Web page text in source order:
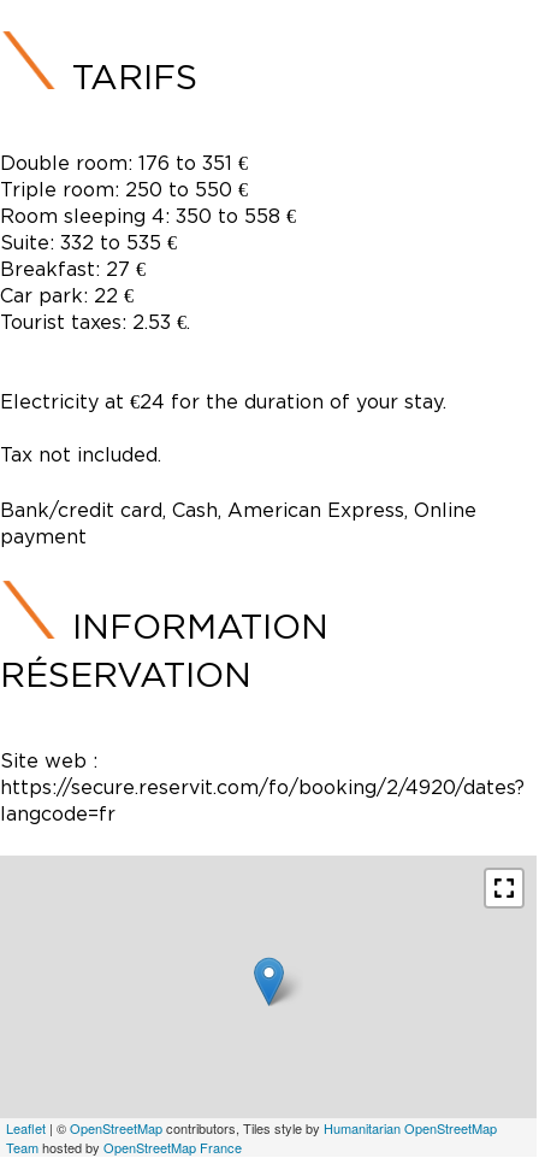
TARIFS
Double room: 176 to 351 €
Triple room: 250 to 550 €
Room sleeping 4: 350 to 558 €
Suite: 332 to 535 €
Breakfast: 27 €
Car park: 22 €
Tourist taxes: 2.53 €.
Electricity at €24 for the duration of your stay.
Tax not included.
Bank/credit card, Cash, American Express, Online
payment
INFORMATION
RÉSERVATION
Site web :
https://secure.reservit.com/fo/booking/2/4920/dates?
langcode=fr
Leaflet | ©OpenStreetMapcontributors, Tiles style by Humanitarian OpenStreetMap
Teamhosted by OpenStreetMap France